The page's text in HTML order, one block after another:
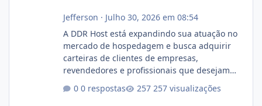
Jefferson · Julho 30, 2026 em 08:54
A DDR Host está expandindo sua atuação no
mercado de hospedagem e busca adquirir
carteiras de clientes de empresas,
revendedores e profissionais que desejam
encerrar suas atividades ou reduzir sua
operação. Se você possui clientes ativos de
0 respostas 257 visualizações